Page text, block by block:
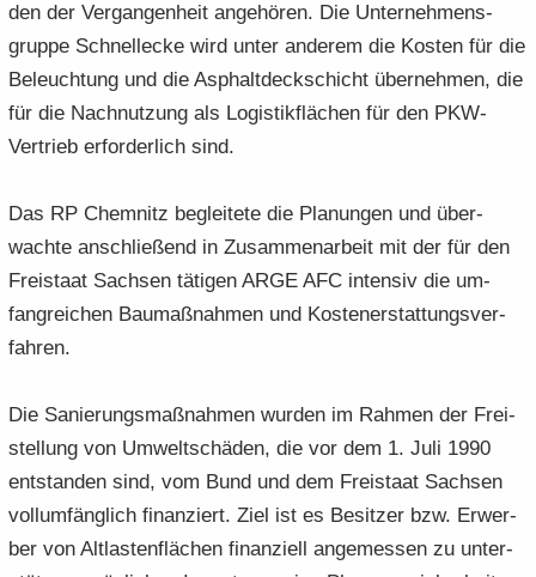
den der Ver­gan­gen­heit an­ge­hö­ren. Die Un­ter­neh­mens­
grup­pe Schnel­le­cke wird unter an­de­rem die Kos­ten für die
Be­leuch­tung und die Asphalt­deck­schicht über­neh­men, die
für die Nach­nut­zung als Lo­gis­tik­flä­chen für den PKW-​
Vertrieb er­for­der­lich sind.
Das RP Chem­nitz be­glei­te­te die Pla­nun­gen und über­
wach­te an­schlie­ßend in Zu­sam­men­ar­beit mit der für den
Frei­staat Sach­sen tä­ti­gen ARGE AFC in­ten­siv die um­
fang­rei­chen Bau­maß­nah­men und Kos­ten­er­stat­tungs­ver­
fah­ren.
Die Sa­nie­rungs­maß­nah­men wur­den im Rah­men der Frei­
stel­lung von Um­welt­schä­den, die vor dem 1. Juli 1990
ent­stan­den sind, vom Bund und dem Frei­staat Sach­sen
voll­um­fäng­lich fi­nan­ziert. Ziel ist es Be­sit­zer bzw. Er­wer­
ber von Alt­las­ten­flä­chen fi­nan­zi­ell an­ge­mes­sen zu un­ter­